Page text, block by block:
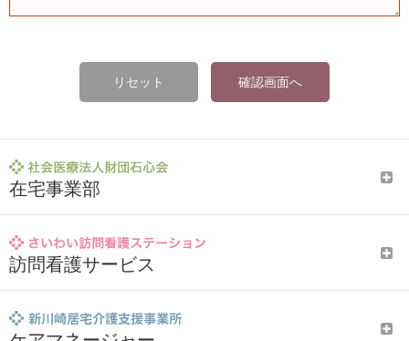
リセット 確認画面へ
在宅事業部
訪問看護サービス